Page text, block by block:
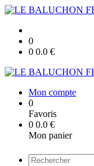
0
0 0.0 €
Mon compte
0
Favoris
0 0.0 €
Mon panier